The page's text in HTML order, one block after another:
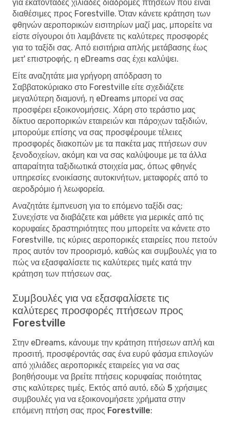
για εκατοντάδες χιλιάδες διαδρομές πτήσεων που είναι
διαθέσιμες προς Forestville. Όταν κάνετε κράτηση των
φθηνών αεροπορικών εισιτηρίων μαζί μας, μπορείτε να
είστε σίγουροι ότι λαμβάνετε τις καλύτερες προσφορές
για το ταξίδι σας. Από εισιτήρια απλής μετάβασης έως
μετ' επιστροφής, η eDreams σας έχει καλύψει.
Είτε αναζητάτε μια γρήγορη απόδραση το
Σαββατοκύριακο στο Forestville είτε σχεδιάζετε
μεγαλύτερη διαμονή, η eDreams μπορεί να σας
προσφέρει εξοικονομήσεις. Χάρη στο τεράστιο μας
δίκτυο αεροπορικών εταιρειών και πάροχων ταξιδιών,
μπορούμε επίσης να σας προσφέρουμε τέλειες
προσφορές διακοπών με τα πακέτα μας πτήσεων συν
ξενοδοχείων, ακόμη και να σας καλύψουμε με τα άλλα
απαραίτητα ταξιδιωτικά στοιχεία μας, όπως φθηνές
υπηρεσίες ενοικίασης αυτοκινήτων, μεταφορές από το
αεροδρόμιο ή λεωφορεία.
Αναζητάτε έμπνευση για το επόμενο ταξίδι σας;
Συνεχίστε να διαβάζετε και μάθετε για μερικές από τις
κορυφαίες δραστηριότητες που μπορείτε να κάνετε στο
Forestville, τις κύριες αεροπορικές εταιρείες που πετούν
προς αυτόν τον προορισμό, καθώς και συμβουλές για το
πώς να εξασφαλίσετε τις καλύτερες τιμές κατά την
κράτηση των πτήσεων σας.
Συμβουλές για να εξασφαλίσετε τις
καλύτερες προσφορές πτήσεων προς
Forestville
Στην eDreams, κάνουμε την κράτηση πτήσεων απλή και
προσιτή, προσφέροντάς σας ένα ευρύ φάσμα επιλογών
από χιλιάδες αεροπορικές εταιρείες για να σας
βοηθήσουμε να βρείτε πτήσεις κορυφαίας ποιότητας
στις καλύτερες τιμές. Εκτός από αυτό, εδώ 5 χρήσιμες
συμβουλές για να εξοικονομήσετε χρήματα στην
επόμενη πτήση σας προς Forestville: